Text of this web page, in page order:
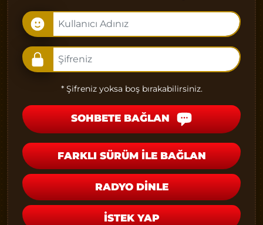
* Şifreniz yoksa boş bırakabilirsiniz.
SOHBETE BAĞLAN
FARKLI SÜRÜM İLE BAĞLAN
RADYO DİNLE
İSTEK YAP